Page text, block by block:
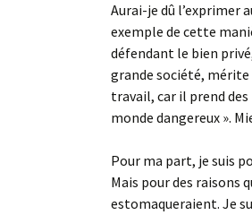
Aurai-je dû l’exprimer
exemple de cette
défendant le bien
grande société,
travail, car il prend des
monde dangereux ».
Pour ma part, je suis
Mais pour des raisons
estomaqueraient. Je